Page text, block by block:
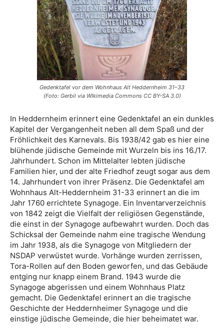
Gedenktafel vor dem Wohnhaus Alt Heddernheim 31–33
(Foto: Gerbil via WIkimedia Commons CC BY-SA 3.0)
In Heddernheim erinnert eine Gedenktafel an ein dunkles
Kapitel der Vergangenheit neben all dem Spaß und der
Fröhlichkeit des Karnevals. Bis 1938/42 gab es hier eine
blühende jüdische Gemeinde mit Wurzeln bis ins 16./17.
Jahrhundert. Schon im Mittelalter lebten jüdische
Familien hier, und der alte Friedhof zeugt sogar aus dem
14. Jahrhundert von ihrer Präsenz. Die Gedenktafel am
Wohnhaus Alt-Heddernheim 31-33 erinnert an die im
Jahr 1760 errichtete Synagoge. Ein Inventarverzeichnis
von 1842 zeigt die Vielfalt der religiösen Gegenstände,
die einst in der Synagoge aufbewahrt wurden. Doch das
Schicksal der Gemeinde nahm eine tragische Wendung
im Jahr 1938, als die Synagoge von Mitgliedern der
NSDAP verwüstet wurde. Vorhänge wurden zerrissen,
Tora-Rollen auf den Boden geworfen, und das Gebäude
entging nur knapp einem Brand. 1943 wurde die
Synagoge abgerissen und einem Wohnhaus Platz
gemacht. Die Gedenktafel erinnert an die tragische
Geschichte der Heddernheimer Synagoge und die
einstige jüdische Gemeinde, die hier beheimatet war.